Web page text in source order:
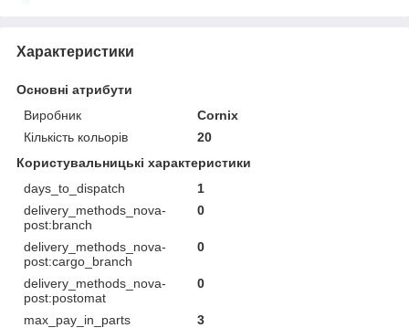
Характеристики
Основні атрибути
Виробник
Cornix
Кількість кольорів
20
Користувальницькі характеристики
days_to_dispatch
1
delivery_methods_nova-
post:branch
0
delivery_methods_nova-
post:cargo_branch
0
delivery_methods_nova-
post:postomat
0
max_pay_in_parts
3